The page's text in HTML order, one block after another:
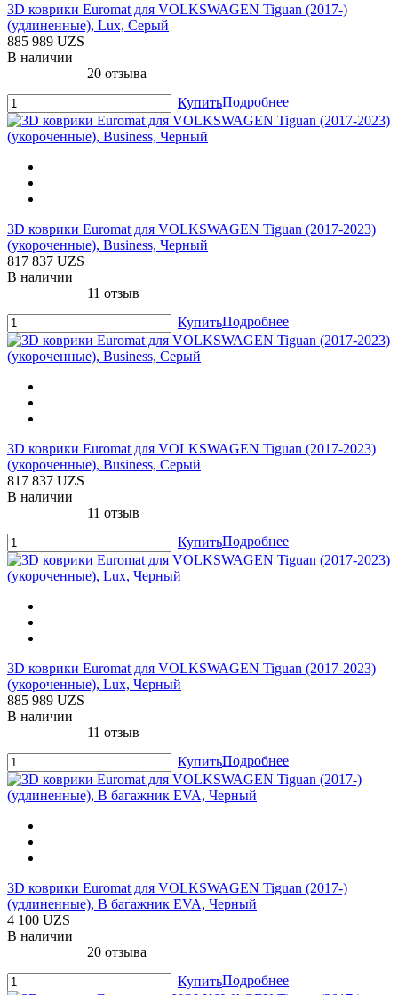
3D коврики Euromat для VOLKSWAGEN Tiguan (2017-)
(удлиненные), Lux, Серый
885 989 UZS
В наличии
20 отзыва
КупитьПодробнее
3D коврики Euromat для VOLKSWAGEN Tiguan (2017-2023)
(укороченные), Business, Черный
817 837 UZS
В наличии
11 отзыв
КупитьПодробнее
3D коврики Euromat для VOLKSWAGEN Tiguan (2017-2023)
(укороченные), Business, Серый
817 837 UZS
В наличии
11 отзыв
КупитьПодробнее
3D коврики Euromat для VOLKSWAGEN Tiguan (2017-2023)
(укороченные), Lux, Черный
885 989 UZS
В наличии
11 отзыв
КупитьПодробнее
3D коврики Euromat для VOLKSWAGEN Tiguan (2017-)
(удлиненные), В багажник EVA, Черный
4 100 UZS
В наличии
20 отзыва
КупитьПодробнее